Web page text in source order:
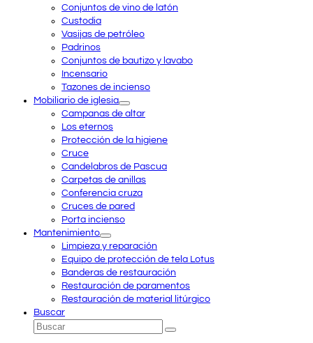
Conjuntos de vino de latón
Custodia
Vasijas de petróleo
Padrinos
Conjuntos de bautizo y lavabo
Incensario
Tazones de incienso
Mobiliario de iglesia
Campanas de altar
Los eternos
Protección de la higiene
Cruce
Candelabros de Pascua
Carpetas de anillas
Conferencia cruza
Cruces de pared
Porta incienso
Mantenimiento
Limpieza y reparación
Equipo de protección de tela Lotus
Banderas de restauración
Restauración de paramentos
Restauración de material litúrgico
Buscar
Buscar
Enviar